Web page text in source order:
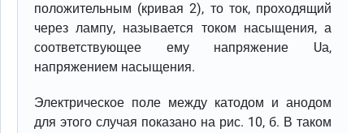
положительным (кривая 2), то ток, проходящий
через лампу, называется током насыщения, а
соответствующее ему напряжение Uа,
напряжением насыщения.
Электрическое поле между катодом и анодом
для этого случая показано на рис. 10, б. В таком